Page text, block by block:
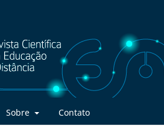
Sobre Contato